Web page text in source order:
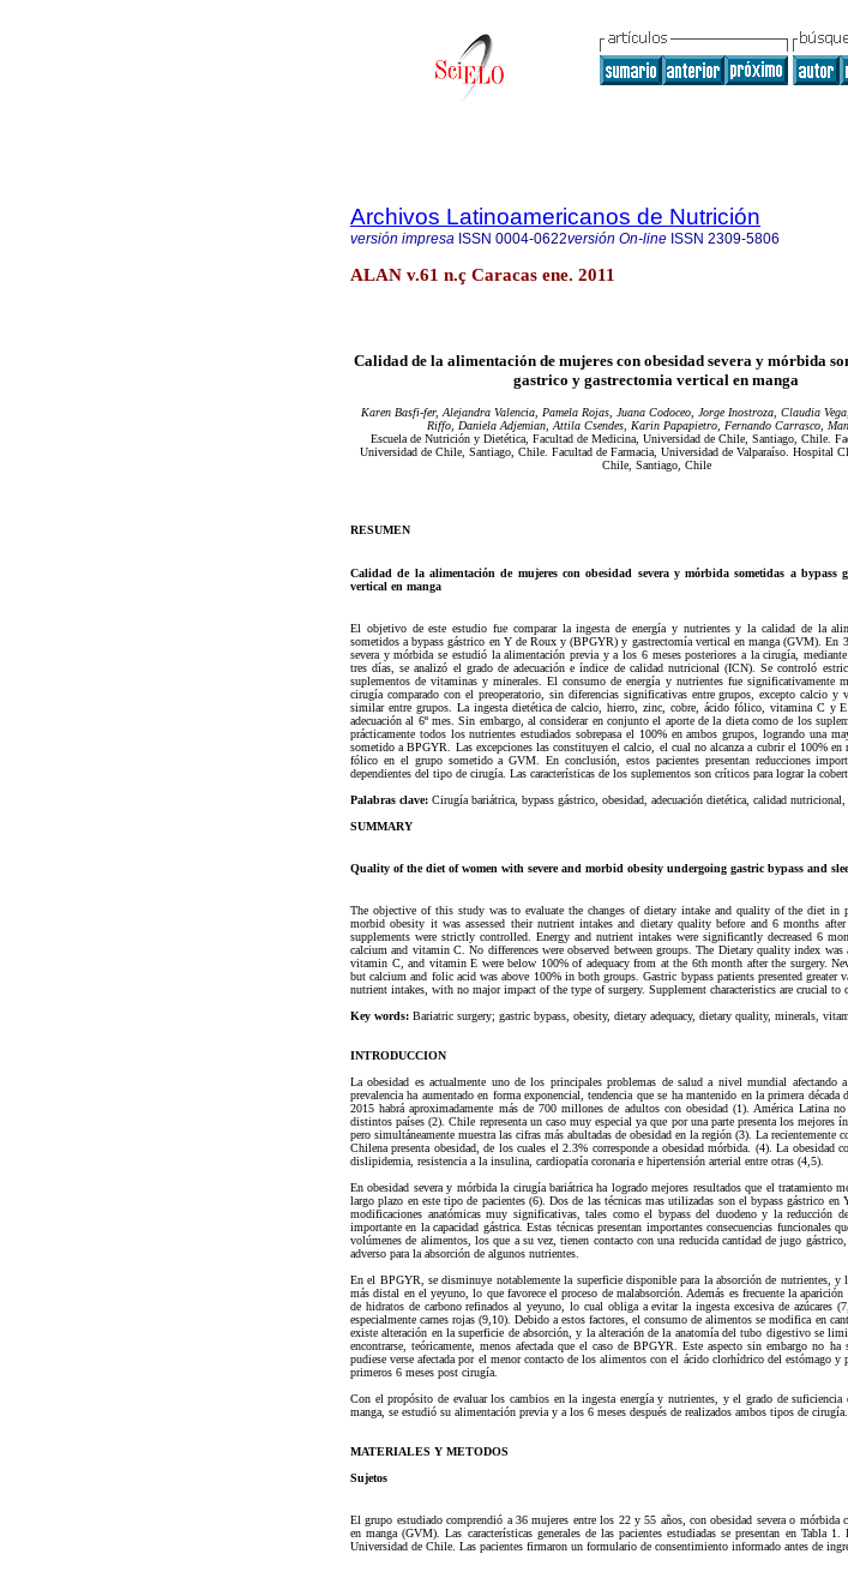
Archivos Latinoamericanos de Nutrición
versión impresa ISSN 0004-0622versión On-line ISSN 2309-5806
ALAN v.61 n.ç Caracas ene. 2011
Calidad de la alimentación de mujeres con obesidad severa y mórbida
gastrico y gastrectomia vertical en manga
Karen Basfi-fer, Alejandra Valencia, Pamela Rojas, Juana Codoceo, Jorge Inostroza, Claudia
Riffo, Daniela Adjemian, Attila Csendes, Karin Papapietro, Fernando Carrasco,
Escuela de Nutrición y Dietética, Facultad de Medicina, Universidad de Chile, Santiago, Chile.
Universidad de Chile, Santiago, Chile. Facultad de Farmacia, Universidad de Valparaíso. Hospital
Chile, Santiago, Chile
RESUMEN
Calidad de la alimentación de mujeres con obesidad severa y mórbida sometidas a bypass
vertical en manga
El objetivo de este estudio fue comparar la ingesta de energía y nutrientes y la calidad de la
sometidos a bypass gástrico en Y de Roux y (BPGYR) y gastrectomía vertical en manga (GVM). En
severa y mórbida se estudió la alimentación previa y a los 6 meses posteriores a la cirugía, mediante
tres días, se analizó el grado de adecuación e índice de calidad nutricional (ICN). Se controló
suplementos de vitaminas y minerales. El consumo de energía y nutrientes fue significativamente
cirugía comparado con el preoperatorio, sin diferencias significativas entre grupos, excepto calcio
similar entre grupos. La ingesta dietética de calcio, hierro, zinc, cobre, ácido fólico, vitamina C y
adecuación al 6º mes. Sin embargo, al considerar en conjunto el aporte de la dieta como de los
prácticamente todos los nutrientes estudiados sobrepasa el 100% en ambos grupos, logrando una
sometido a BPGYR. Las excepciones las constituyen el calcio, el cual no alcanza a cubrir el 100%
fólico en el grupo sometido a GVM. En conclusión, estos pacientes presentan reducciones
dependientes del tipo de cirugía. Las características de los suplementos son críticos para lograr la
Palabras clave: Cirugía bariátrica, bypass gástrico, obesidad, adecuación dietética, calidad
SUMMARY
Quality of the diet of women with severe and morbid obesity undergoing gastric bypass and
The objective of this study was to evaluate the changes of dietary intake and quality of the diet in
morbid obesity it was assessed their nutrient intakes and dietary quality before and 6 months
supplements were strictly controlled. Energy and nutrient intakes were significantly decreased 6
calcium and vitamin C. No differences were observed between groups. The Dietary quality index
vitamin C, and vitamin E were below 100% of adequacy from at the 6th month after the surgery.
but calcium and folic acid was above 100% in both groups. Gastric bypass patients presented
nutrient intakes, with no major impact of the type of surgery. Supplement characteristics are crucial to
Key words: Bariatric surgery; gastric bypass, obesity, dietary adequacy, dietary quality, minerals,
INTRODUCCION
La obesidad es actualmente uno de los principales problemas de salud a nivel mundial
prevalencia ha aumentado en forma exponencial, tendencia que se ha mantenido en la primera
2015 habrá aproximadamente más de 700 millones de adultos con obesidad (1). América Latina
distintos países (2). Chile representa un caso muy especial ya que por una parte presenta los mejores
pero simultáneamente muestra las cifras más abultadas de obesidad en la región (3). La
Chilena presenta obesidad, de los cuales el 2.3% corresponde a obesidad mórbida. (4). La
dislipidemia, resistencia a la insulina, cardiopatía coronaria e hipertensión arterial entre otras (4,5).
En obesidad severa y mórbida la cirugía bariátrica ha logrado mejores resultados que el tratamiento
largo plazo en este tipo de pacientes (6). Dos de las técnicas mas utilizadas son el bypass gástrico
modificaciones anatómicas muy significativas, tales como el bypass del duodeno y la reducción
importante en la capacidad gástrica. Estas técnicas presentan importantes consecuencias funcionales
volúmenes de alimentos, los que a su vez, tienen contacto con una reducida cantidad de jugo
adverso para la absorción de algunos nutrientes.
En el BPGYR, se disminuye notablemente la superficie disponible para la absorción de nutrientes, y
más distal en el yeyuno, lo que favorece el proceso de malabsorción. Además es frecuente la
de hidratos de carbono refinados al yeyuno, lo cual obliga a evitar la ingesta excesiva de azúcares
especialmente carnes rojas (9,10). Debido a estos factores, el consumo de alimentos se modifica en
existe alteración en la superficie de absorción, y la alteración de la anatomía del tubo digestivo se
encontrarse, teóricamente, menos afectada que el caso de BPGYR. Este aspecto sin embargo no
pudiese verse afectada por el menor contacto de los alimentos con el ácido clorhídrico del estómago
primeros 6 meses post cirugía.
Con el propósito de evaluar los cambios en la ingesta energía y nutrientes, y el grado de
manga, se estudió su alimentación previa y a los 6 meses después de realizados ambos tipos de cirugía.
MATERIALES Y METODOS
Sujetos
El grupo estudiado comprendió a 36 mujeres entre los 22 y 55 años, con obesidad severa o
en manga (GVM). Las características generales de las pacientes estudiadas se presentan en
Universidad de Chile. Las pacientes firmaron un formulario de consentimiento informado antes de